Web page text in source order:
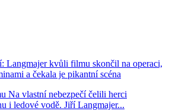
Langmajer kvůli filmu skončil na operaci,
a čekala je pikantní scéna
Na vlastní nebezpečí čelili herci
i ledové vodě. Jiří Langmajer...